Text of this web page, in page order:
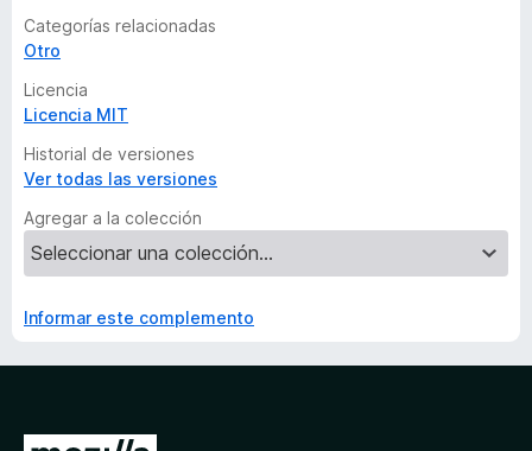
Categorías relacionadas
Otro
Licencia
Licencia MIT
Historial de versiones
Ver todas las versiones
Agregar a la colección
Informar este complemento